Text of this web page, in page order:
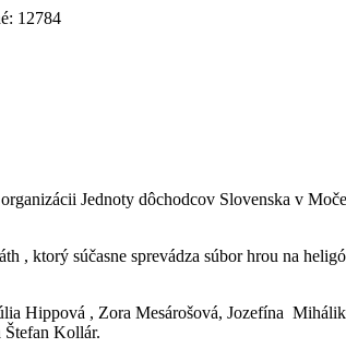
12784
Jednoty dôchodcov Slovenska v
, ktorý súčasne sprevádza súbor hrou na
Hippová , Zora Mesárošová, Jozefína
Kollár.